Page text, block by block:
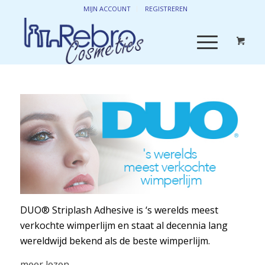
MIJN ACCOUNT REGISTREREN
DUO® Striplash Adhesive is ‘s werelds meest
verkochte wimperlijm en staat al decennia lang
wereldwijd bekend als de beste wimperlijm.